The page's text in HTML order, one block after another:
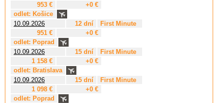
953 €
+0 €
odlet: Košice
10.09.2026
12 dní
First Minute
951 €
+0 €
odlet: Poprad
10.09.2026
15 dní
First Minute
1 158 €
+0 €
odlet: Bratislava
10.09.2026
15 dní
First Minute
1 098 €
+0 €
odlet: Poprad